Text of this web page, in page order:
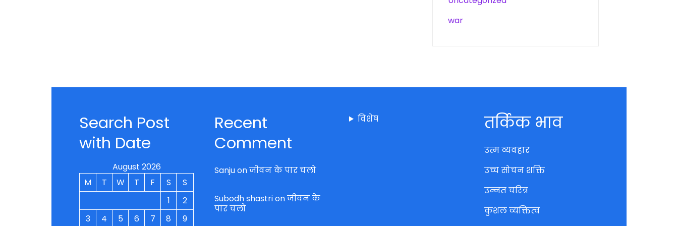
war
Search Post
with Date
August 2026
M
T W T F S
S
1
2
3
4 5 6 7 8 9
Recent
Comment
Sanjuonजीवन के पार चलो
Subodh shastrionजीवन के
पार चलो
विशेष तर्किक भाव
उत्म व्यवहार
उच्च सोचन शक्ति
उन्नत चरित्र
कुशल व्यक्तित्व